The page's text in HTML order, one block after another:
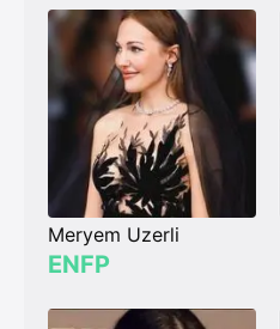
Meryem Uzerli
ENFP